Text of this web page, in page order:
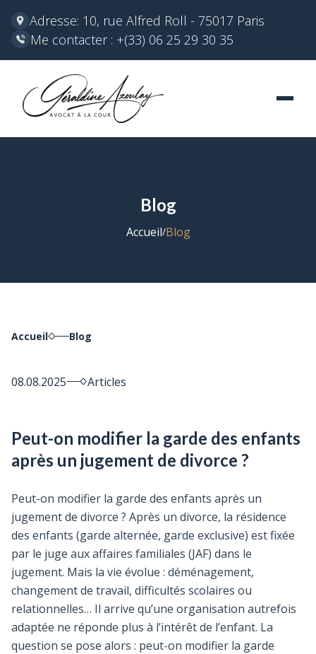
Me contacter : +(33) 06 25 29 30 35
Adresse: 10, rue Alfred Roll - 75017 Paris
Blog
Accueil/Blog
Accueil Blog
08.08.2025 Articles
Peut-on modifier la garde des enfants
après un jugement de divorce ?
Peut-on modifier la garde des enfants après un
jugement de divorce ? Après un divorce, la résidence
des enfants (garde alternée, garde exclusive) est fixée
par le juge aux affaires familiales (JAF) dans le
jugement. Mais la vie évolue : déménagement,
changement de travail, difficultés scolaires ou
relationnelles… Il arrive qu’une organisation autrefois
adaptée ne réponde plus à l’intérêt de l’enfant. La
question se pose alors : peut-on modifier la garde